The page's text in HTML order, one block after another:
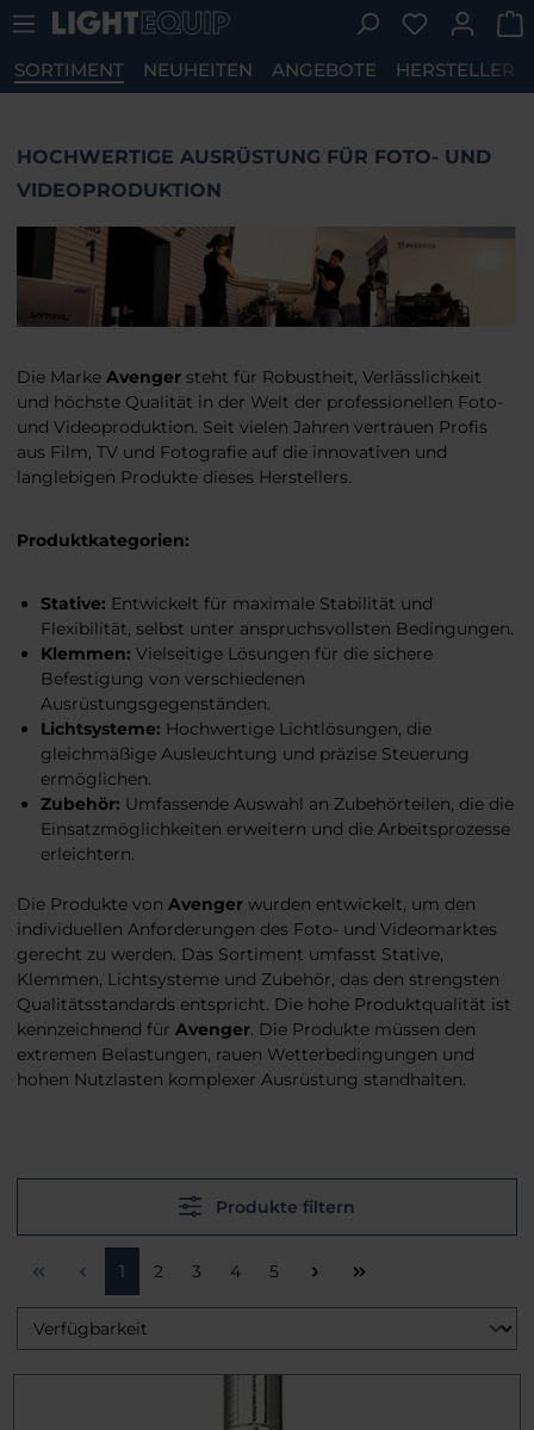
Zum Hauptinhalt springen Du hast 0
SORTIMENT NEUHEITEN ANGEBOTE HERSTELLER
HOCHWERTIGE AUSRÜSTUNG FÜR FOTO- UND
VIDEOPRODUKTION
Die Marke Avenger steht für Robustheit, Verlässlichkeit
und höchste Qualität in der Welt der professionellen Foto-
und Videoproduktion. Seit vielen Jahren vertrauen Profis
aus Film, TV und Fotografie auf die innovativen und
langlebigen Produkte dieses Herstellers.
Produktkategorien:
Stative: Entwickelt für maximale Stabilität und
Flexibilität, selbst unter anspruchsvollsten Bedingungen.
Klemmen: Vielseitige Lösungen für die sichere
Befestigung von verschiedenen
Ausrüstungsgegenständen.
Lichtsysteme: Hochwertige Lichtlösungen, die
gleichmäßige Ausleuchtung und präzise Steuerung
ermöglichen.
Zubehör: Umfassende Auswahl an Zubehörteilen, die die
Einsatzmöglichkeiten erweitern und die Arbeitsprozesse
erleichtern.
Die Produkte von Avenger wurden entwickelt, um den
individuellen Anforderungen des Foto- und Videomarktes
gerecht zu werden. Das Sortiment umfasst Stative,
Klemmen, Lichtsysteme und Zubehör, das den strengsten
Qualitätsstandards entspricht. Die hohe Produktqualität ist
kennzeichnend für Avenger. Die Produkte müssen den
extremen Belastungen, rauen Wetterbedingungen und
hohen Nutzlasten komplexer Ausrüstung standhalten.
Produkte filtern
Seite
1 Seite
2 Seite
3 Seite
4 Seite
5